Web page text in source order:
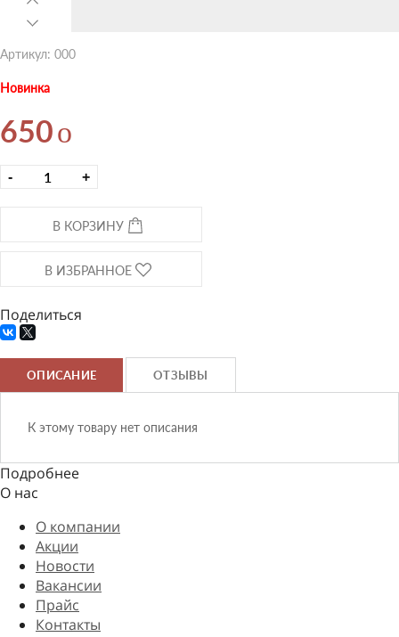
Артикул: 000
Новинка
650o
- +
В КОРЗИНУ
В ИЗБРАННОЕ
Поделиться
ОПИСАНИЕ ОТЗЫВЫ
К этому товару нет описания
Подробнее
О нас
О компании
Акции
Новости
Вакансии
Прайс
Контакты